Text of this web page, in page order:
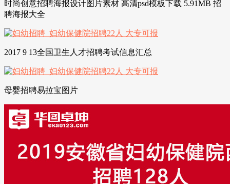
时尚创意招聘海报设计图片素材 高清psd模板下载 5.91MB 招
聘海报大全
2017 9 13全国卫生人才招聘考试信息汇总
母婴招聘易拉宝图片